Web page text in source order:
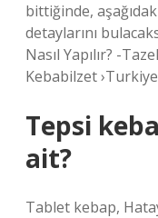
bittiğinde,
detaylarını
Nasıl Yapılır? -
Kebabilzet
Tepsi
ait?
Tablet kebap,